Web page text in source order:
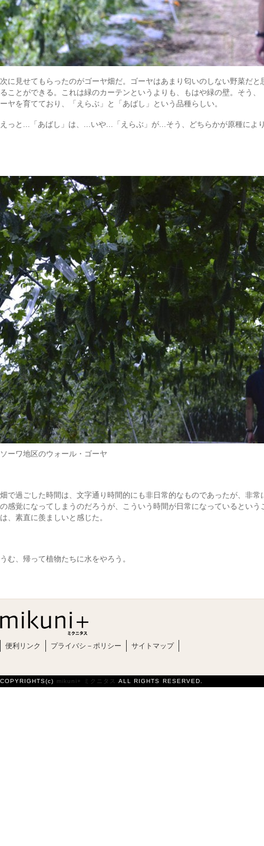
次に見せてもらったのがゴーヤ畑だ。ゴーヤはあまり匂いのしない野菜だ
ることができる。これは緑のカーテンというよりも、もはや緑の壁。そう
ーヤを育てており、「えらぶ」と「あばし」という品種らしい。
えっと...「あばし」は、...いや...「えらぶ」が...そう、どちらかが原種によ
ソーワ地区のウォール・ゴーヤ
畑で過ごした時間は、文字通り時間的にも非日常的なものであったが、非
の感覚になってしまうのだろうが、こういう時間が日常になっているとい
は、素直に羨ましいと感じた。
うむ、帰って植物たちに水をやろう。
便利リンク プライバシ－ポリシー サイトマップ
COPYRIGHTS(c) mikuni+ ミクニタス ALL RIGHTS RESERVED.